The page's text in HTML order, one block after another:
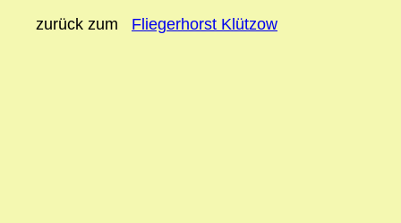
zurück zum
Fliegerhorst Klützow